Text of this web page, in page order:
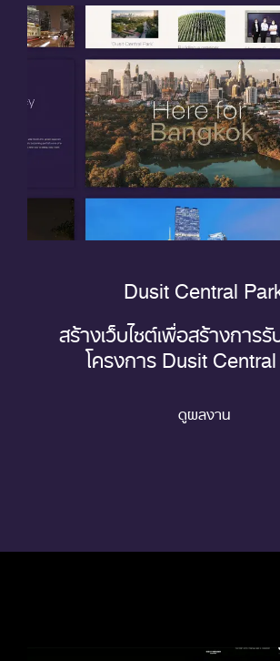
Dusit Central
สร้างเว็บไซต์เพื่อสร้างการ
โครงการ Dusit
ดูผลงาน